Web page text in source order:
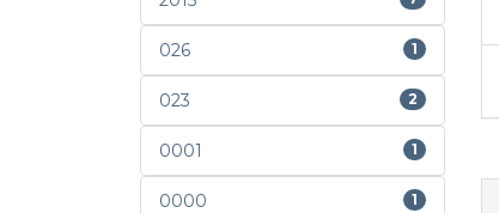
026 1
023 2
0001 1
0000 1